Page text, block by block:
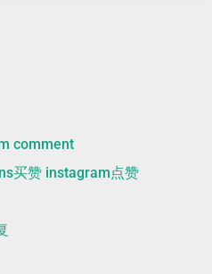
comment
买赞 instagram点赞